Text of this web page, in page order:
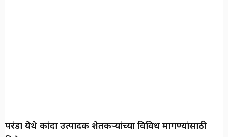
परंडा येथे कांदा उत्पादक शेतकऱ्यांच्या विविध मागण्यांसाठी